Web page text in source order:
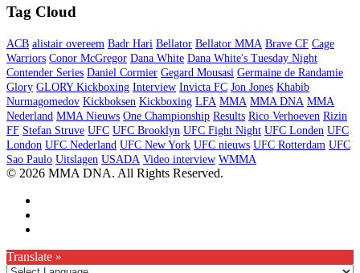
Tag Cloud
ACB alistair overeem Badr Hari Bellator Bellator MMA Brave CF Cage
Warriors Conor McGregor Dana White Dana White's Tuesday Night
Contender Series Daniel Cormier Gegard Mousasi Germaine de Randamie
Glory GLORY Kickboxing Interview Invicta FC Jon Jones Khabib
Nurmagomedov Kickboksen Kickboxing LFA MMA MMA DNA MMA
Nederland MMA Nieuws One Championship Results Rico Verhoeven Rizin
FF Stefan Struve UFC UFC Brooklyn UFC Fight Night UFC Londen UFC
London UFC Nederland UFC New York UFC nieuws UFC Rotterdam UFC
Sao Paulo Uitslagen USADA Video interview WMMA
© 2026 MMA DNA. All Rights Reserved.
Translate »